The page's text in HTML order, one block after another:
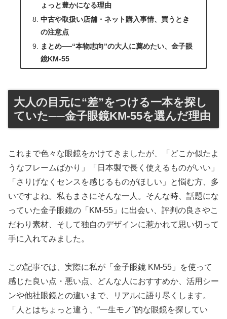
ょっと豊かになる理由
中古や取扱い店舗・ネット購入事情、買うとき
の注意点
まとめ──“本物志向”の大人に薦めたい、金子眼
鏡KM-55
大人の目元に“差”をつける一本を探し
ていた──金子眼鏡KM-55を選んだ理由
これまで色々な眼鏡をかけてきましたが、「どこか似たよ
うなフレームばかり」「日本製で長く使えるものがいい」
「さりげなくセンスを感じるものがほしい」と悩む方、多
いですよね。私もまさにそんな一人。そんな時、話題にな
っていた金子眼鏡の「KM-55」に出会い、評判の良さやこ
だわり素材、そして独自のデザインに惹かれて思い切って
手に入れてみました。
この記事では、実際に私が「金子眼鏡 KM-55」を使って
感じた良い点・悪い点、どんな人におすすめか、活用シー
ンや他社眼鏡との違いまで、リアルに語り尽くします。
「人とはちょっと違う、“一生モノ”的な眼鏡を探してい